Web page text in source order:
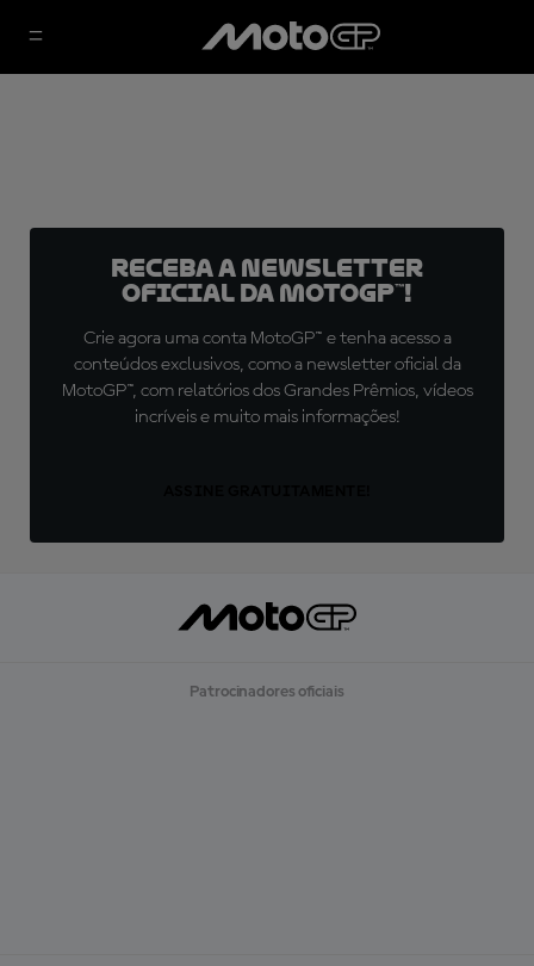
Receba a newsletter
oficial da MotoGP™!
Crie agora uma conta MotoGP™ e tenha acesso a
conteúdos exclusivos, como a newsletter oficial da
MotoGP™, com relatórios dos Grandes Prêmios, vídeos
incríveis e muito mais informações!
Patrocinadores oficiais